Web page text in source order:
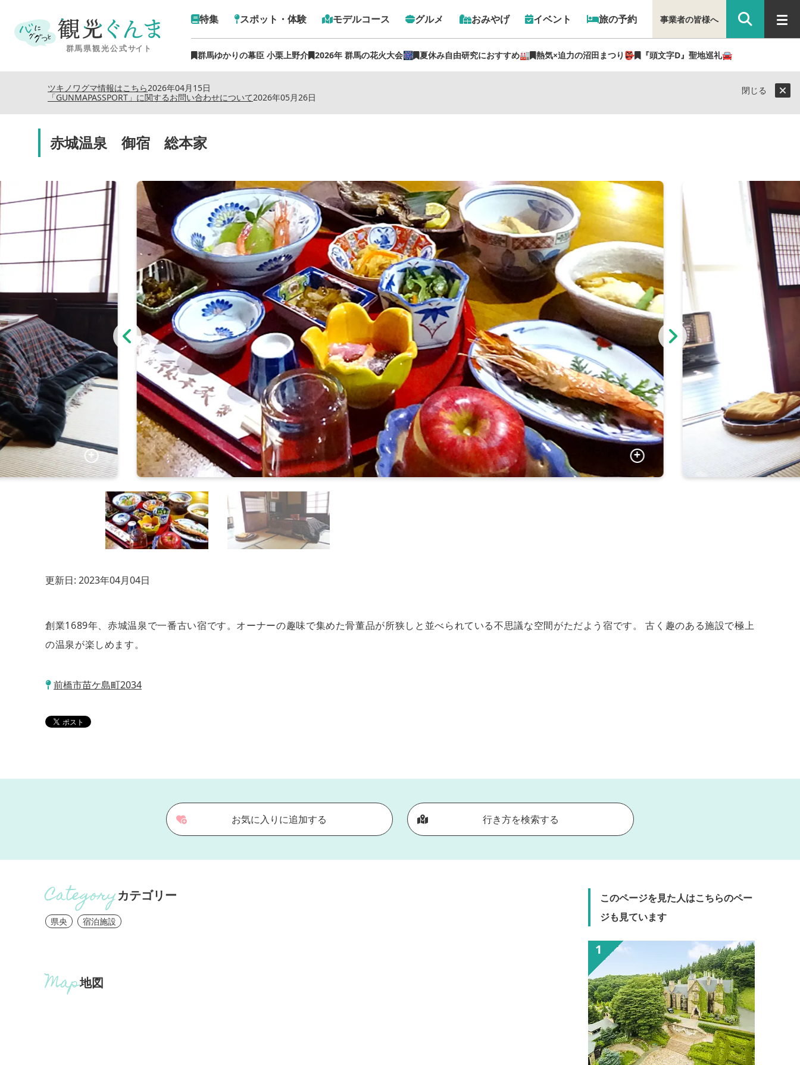
特集 スポット・体験 モデルコース グルメ おみやげ イベント 旅の予約
群馬ゆかりの幕臣 小栗上野介 2026年 群馬の花火大会🎆 夏休み自由研究におすすめ🏭 熱気×迫力の沼田まつり👺 『頭文字D』聖地巡礼🚘
事業者の皆様へ
2026年04月15日
ツキノワグマ情報はこちら
2026年05月26日
「GUNMAPASSPORT」に関するお問い合わせについて
閉じる
赤城温泉 御宿 総本家
更新日: 2023年04月04日
創業1689年、赤城温泉で一番古い宿です。オーナーの趣味で集めた骨董品が所狭しと並べられている不思議な空間がただよう宿です。 古く趣のある施設で極上
の温泉が楽しめます。
前橋市苗ケ島町2034
お気に入りに追加する 行き方を検索する
カテゴリー
県央 宿泊施設
地図
このページを見た人はこちらのペー
ジも見ています